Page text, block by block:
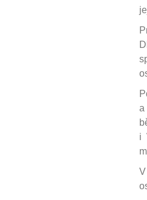
a
i